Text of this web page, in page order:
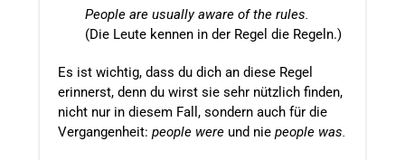
People are usually aware of the rules.
(Die Leute kennen in der Regel die Regeln.)
Es ist wichtig, dass du dich an diese Regel
erinnerst, denn du wirst sie sehr nützlich finden,
nicht nur in diesem Fall, sondern auch für die
Vergangenheit: people were und nie people was.